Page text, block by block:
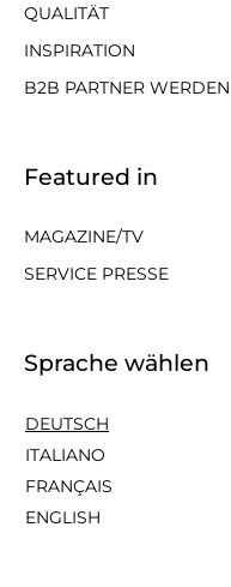
QUALITÄT
INSPIRATION
B2B PARTNER WERDEN
Featured in
MAGAZINE/TV
SERVICE PRESSE
Sprache wählen
DEUTSCH
ITALIANO
FRANÇAIS
ENGLISH